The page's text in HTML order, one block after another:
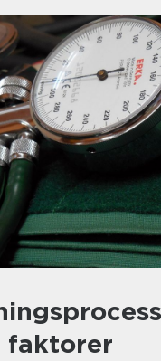
faktorer